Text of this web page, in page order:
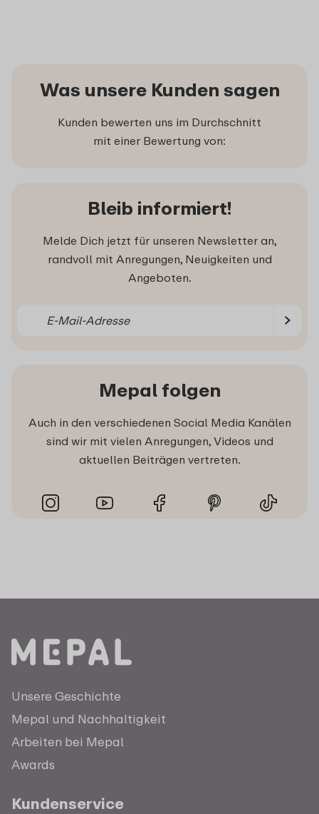
Was unsere Kunden sagen
Kunden bewerten uns im Durchschnitt
mit einer Bewertung von:
Bleib informiert!
Melde Dich jetzt für unseren Newsletter an,
randvoll mit Anregungen, Neuigkeiten und
Angeboten.
Mepal folgen
Auch in den verschiedenen Social Media Kanälen
sind wir mit vielen Anregungen, Videos und
aktuellen Beiträgen vertreten.
Unsere Geschichte
Mepal und Nachhaltigkeit
Arbeiten bei Mepal
Awards
Kundenservice